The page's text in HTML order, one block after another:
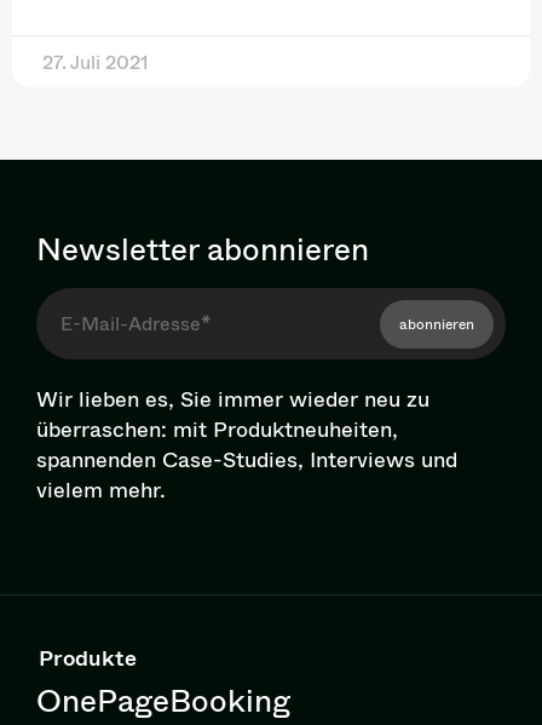
27. Juli 2021
Newsletter abonnieren
abonnieren
Wir lieben es, Sie immer wieder neu zu
überraschen: mit Pro­dukt­neu­hei­ten,
spannenden Case-Studies, Interviews und
vielem mehr.
Produkte
OnePageBooking